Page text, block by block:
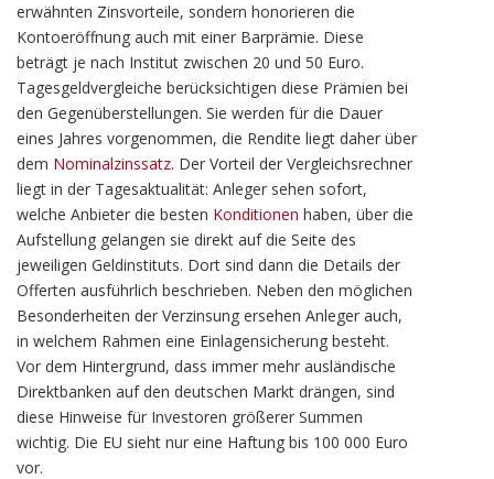
erwähnten Zinsvorteile, sondern honorieren die
Kontoeröffnung auch mit einer Barprämie. Diese
beträgt je nach Institut zwischen 20 und 50 Euro.
Tagesgeldvergleiche berücksichtigen diese Prämien bei
den Gegenüberstellungen. Sie werden für die Dauer
eines Jahres vorgenommen, die Rendite liegt daher über
dem Nominalzinssatz. Der Vorteil der Vergleichsrechner
liegt in der Tagesaktualität: Anleger sehen sofort,
welche Anbieter die besten Konditionen haben, über die
Aufstellung gelangen sie direkt auf die Seite des
jeweiligen Geldinstituts. Dort sind dann die Details der
Offerten ausführlich beschrieben. Neben den möglichen
Besonderheiten der Verzinsung ersehen Anleger auch,
in welchem Rahmen eine Einlagensicherung besteht.
Vor dem Hintergrund, dass immer mehr ausländische
Direktbanken auf den deutschen Markt drängen, sind
diese Hinweise für Investoren größerer Summen
wichtig. Die EU sieht nur eine Haftung bis 100 000 Euro
vor.